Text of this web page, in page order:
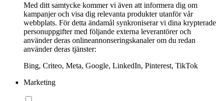
Med ditt samtycke kommer vi även att informera dig om
kampanjer och visa dig relevanta produkter utanför vår
webbplats. För detta ändamål synkroniserar vi dina krypterade
personuppgifter med följande externa leverantörer och
använder deras onlineannonseringskanaler om du redan
använder deras tjänster:
Bing, Criteo, Meta, Google, LinkedIn, Pinterest, TikTok
Marketing